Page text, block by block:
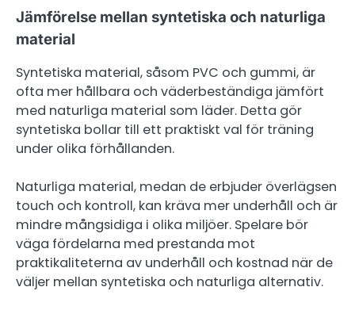
Jämförelse mellan syntetiska och naturliga
material
Syntetiska material, såsom PVC och gummi, är
ofta mer hållbara och väderbeständiga jämfört
med naturliga material som läder. Detta gör
syntetiska bollar till ett praktiskt val för träning
under olika förhållanden.
Naturliga material, medan de erbjuder överlägsen
touch och kontroll, kan kräva mer underhåll och är
mindre mångsidiga i olika miljöer. Spelare bör
väga fördelarna med prestanda mot
praktikaliteterna av underhåll och kostnad när de
väljer mellan syntetiska och naturliga alternativ.